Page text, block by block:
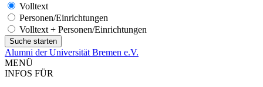
Volltext
Personen/Einrichtungen
Volltext + Personen/Einrichtungen
Alumni der Universität Bremen e.V.
MENÜ
INFOS FÜR